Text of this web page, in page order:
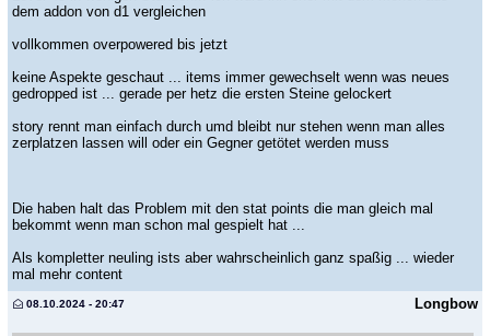
dem addon von d1 vergleichen
vollkommen overpowered bis jetzt
keine Aspekte geschaut ... items immer gewechselt wenn was neues
gedropped ist ... gerade per hetz die ersten Steine gelockert
story rennt man einfach durch umd bleibt nur stehen wenn man alles
zerplatzen lassen will oder ein Gegner getötet werden muss
Die haben halt das Problem mit den stat points die man gleich mal
bekommt wenn man schon mal gespielt hat ...
Als kompletter neuling ists aber wahrscheinlich ganz spaßig ... wieder
mal mehr content
Longbow
08.10.2024 - 20:47